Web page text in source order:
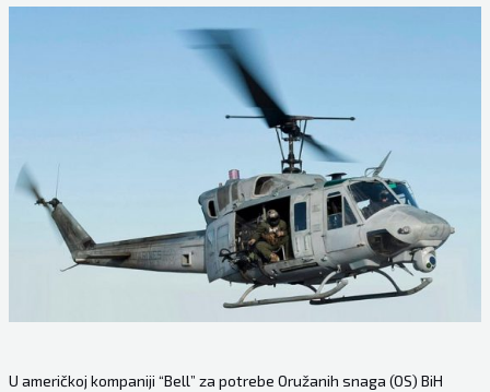
U američkoj kompaniji “Bell” za potrebe Oružanih snaga (OS) BiH